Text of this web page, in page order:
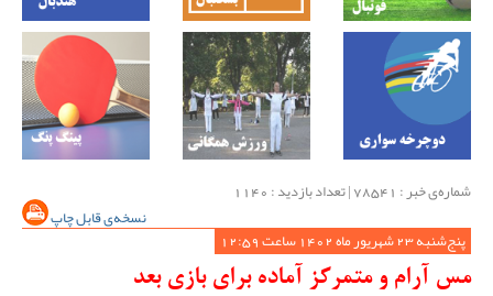
شماره‌ی خبر : ‌78541 | تعداد بازدید : 1140
نسخه‌ی قابل چاپ
پنج‌شنبه 23 شهریور ماه 1402 ساعت 12:59
مس آرام و متمرکز آماده برای بازی بعد